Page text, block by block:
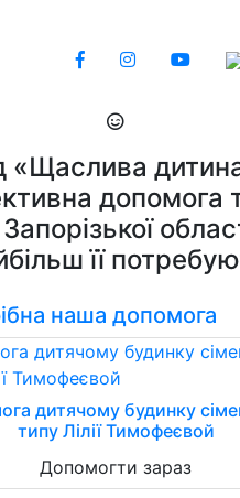
«Щаслива
допомога
її
наша допомога
дитячому будинку
типу Лілії Тимофеєвой
Допомогти зараз